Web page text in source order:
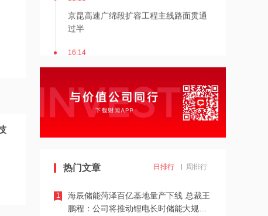
京昆高速广绵段扩容工程主线路面贯通
过半
16:14
上半年中国人形机器人领域新设企业
16:12
消息人士：美军高层寻找摆脱伊朗战事
日本2027财年防卫预算申请额创新高
16:10
热门文章 日排行 周排行
海辰储能菏泽百亿基地量产下线 总裁王
鹏程：公司将推动锂电长时储能大规模
1